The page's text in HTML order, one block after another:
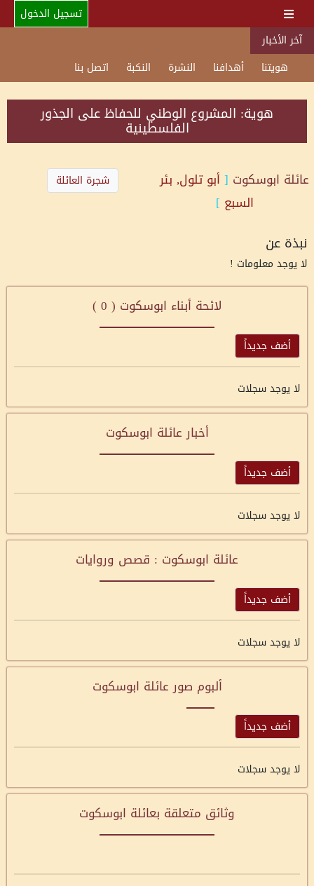
تسجيل الدخول
آخر الأخبار
هويتنا
أهدافنا النشرة النكبة اتصل بنا
هوية: المشروع الوطني للحفاظ على الجذور
الفلسطينية
عائلة ابوسكوت [ أبو تلول, بئر
السبع ]
شجرة العائلة
نبذة عن
لا يوجد معلومات !
لائحة أبناء ابوسكوت ( 0
)
أضف جديداً
لا يوجد سجلات
أخبار عائلة ابوسكوت
أضف جديداً
لا يوجد سجلات
عائلة ابوسكوت : قصص وروايات
أضف جديداً
لا يوجد سجلات
ألبوم صور عائلة ابوسكوت
أضف جديداً
لا يوجد سجلات
وثائق متعلقة بعائلة ابوسكوت